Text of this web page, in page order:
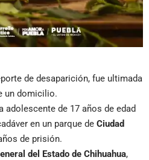
de desaparición, fue ultimada
un domicilio.
adolescente de 17 años de edad
en un parque de Ciudad
de prisión.
del Estado de Chihuahua,